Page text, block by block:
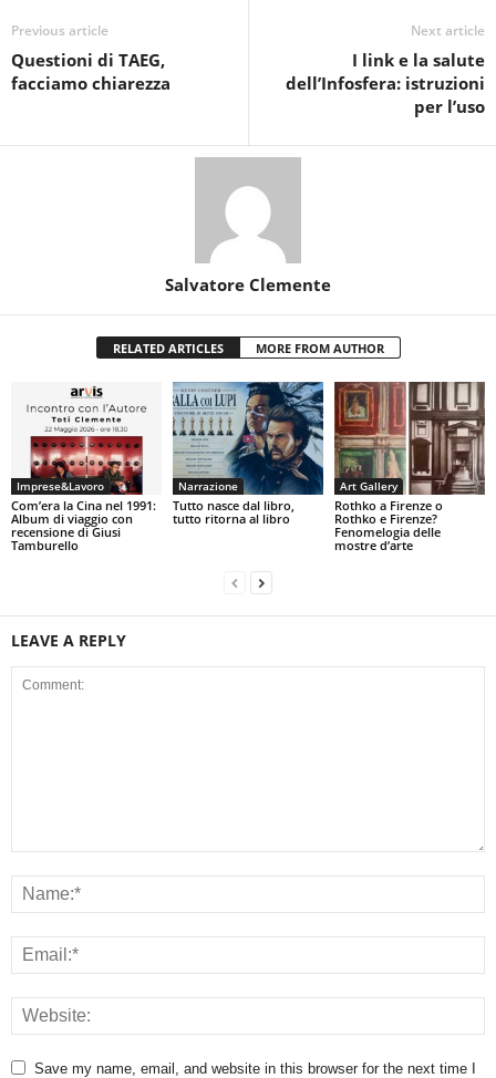
Previous article
Questioni di TAEG,
facciamo chiarezza
Next article
I link e la salute
dell’Infosfera: istruzioni
per l’uso
Salvatore Clemente
RELATED ARTICLES MORE FROM AUTHOR
Imprese&Lavoro
Com’era la Cina nel 1991:
Album di viaggio con
recensione di Giusi
Tamburello
Narrazione
Tutto nasce dal libro,
tutto ritorna al libro
Art Gallery
Rothko a Firenze o
Rothko e Firenze?
Fenomelogia delle
mostre d’arte
LEAVE A REPLY
Save my name, email, and website in this browser for the next time I